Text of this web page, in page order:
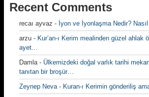
Recent Comments
recaı ayvaz - İyon ve İyonlaşma Nedir? Nasıl
arzu - Kur’an-ı Kerim mealinden güzel ahlak
ayet…
Damla- Ülkemizdeki doğal varlık tarihi
tanıtan bir broşür…
Zeynep Neva- Kuran-ı Kerimin gönderiliş